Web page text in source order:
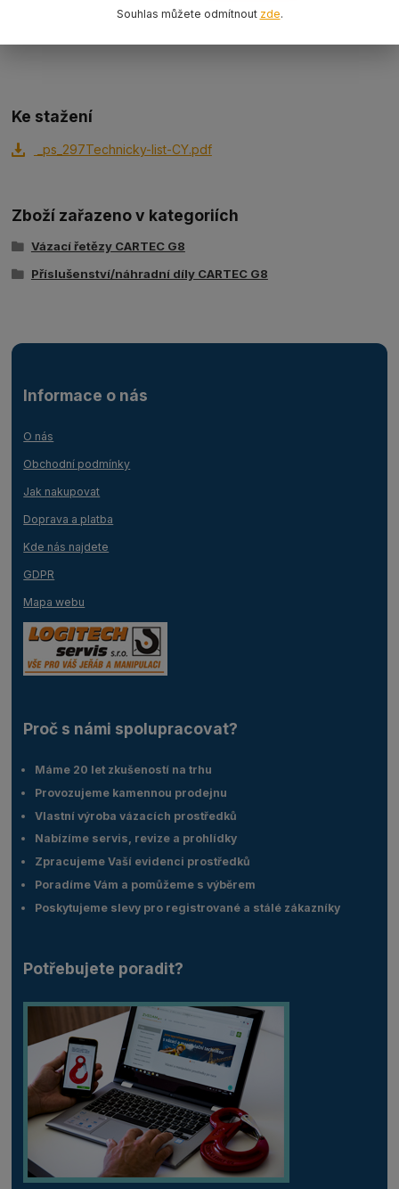
výběru. V sekci ke stažení naleznete technický list s rozměry
Ke stažení
_ps_297Technicky-list-CY.pdf
Zboží zařazeno v kategoriích
Vázací řetězy CARTEC G8
Příslušenství/náhradní díly CARTEC G8
Informace o nás
O nás
Obchodní podmínky
Jak nakupovat
Doprava a platba
Kde nás najdete
GDPR
Mapa webu
Proč s námi spolupracovat?
Máme 20 let zkušeností na trhu
Provozujeme kamennou prodejnu
Vlastní výroba vázacích prostředků
Nabízíme servis, revize a prohlídky
Zpracujeme Vaší evidenci prostředků
Poradíme Vám a pomůžeme s výběrem
Poskytujeme slevy pro registrované a stálé zákazníky
Potřebujete poradit?
Souhlas můžete odmítnout zde.